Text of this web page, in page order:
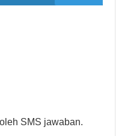
SMS jawaban.